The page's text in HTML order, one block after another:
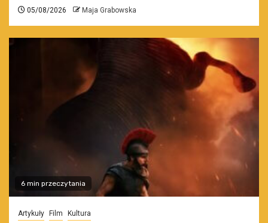
05/08/2026 Maja Grabowska
6 min przeczytania
Artykuły Film Kultura